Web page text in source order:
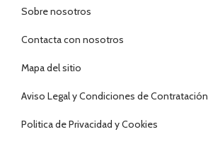
Sobre nosotros
Contacta con nosotros
Mapa del sitio
Aviso Legal y Condiciones de Contratación
Politica de Privacidad y Cookies